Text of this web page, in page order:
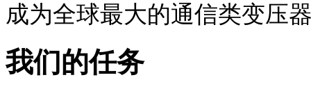
成为全球最大的通信类变压
我们的任务